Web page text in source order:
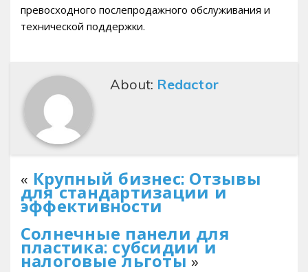
превосходного послепродажного обслуживания и
технической поддержки.
About: Redactor
« Крупный бизнес: Отзывы
для стандартизации и
эффективности
Солнечные панели для
пластика: субсидии и
налоговые льготы »